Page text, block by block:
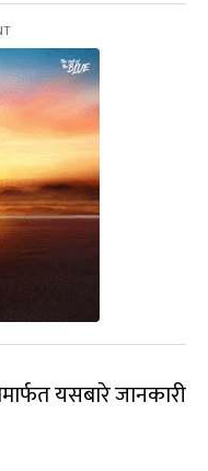
यसबारे जानकारी